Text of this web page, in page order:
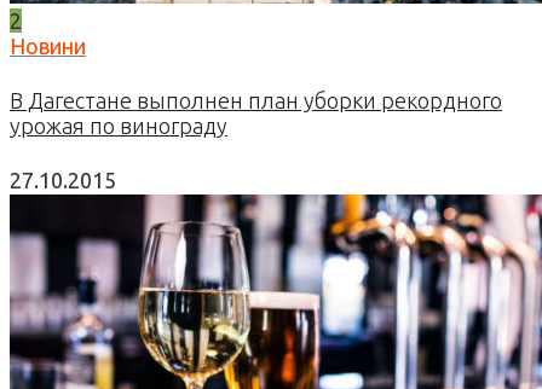
2
Новини
В Дагестане выполнен план уборки рекордного
урожая по винограду
27.10.2015